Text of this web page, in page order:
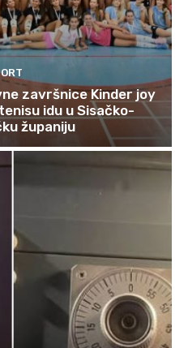
završnice Kinder joy
idu u Sisačko-
županiju